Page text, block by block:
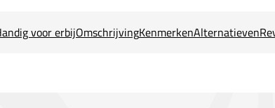
voor erbijOmschrijvingKenmerkenAlternatieven